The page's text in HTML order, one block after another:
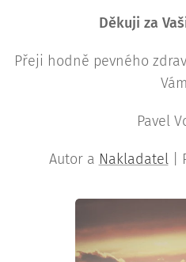
Děkuji za
Přeji hodně pevného
Pavel
Autor a Nakladatel|